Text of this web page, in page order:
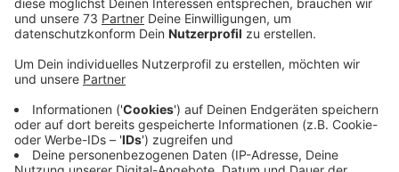
Eine besondere Schule
Die Brückenschule in Maria Veen ist eine Schule